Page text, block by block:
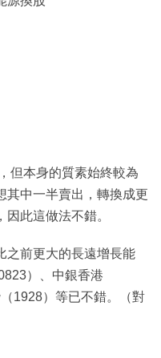
但本身的質素始終較為
其中一半賣出，轉換成更
此這做法不錯。
之前更大的長遠增長能
）、中銀香港
1928）等已不錯。（對